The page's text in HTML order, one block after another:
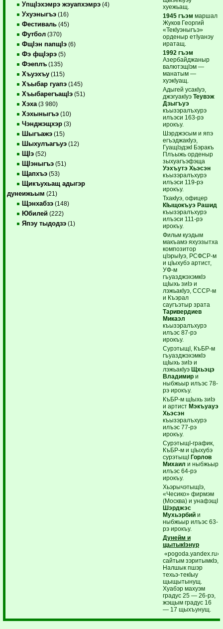
УпщIэхэмрэ жэуапхэмрэ (4)
Ухуэныгъэ (16)
Фестиваль (45)
Футбол (370)
ФщIэн папщIэ (6)
Фэ фщIэрэ (5)
Фэеплъ (135)
Хъуэхъу (115)
Хъыбар гуапэ (145)
ХъыбарегъащIэ (51)
Хэха (3 980)
Хэхыныгъэ (10)
Чэнджэщхэр (3)
Шыгъажэ (15)
Шыхулъагъуэ (12)
ЩIэ (52)
ЩIэныгъэ (51)
Щапхъэ (53)
Щикъухьащ адыгэр
дунеижьым (21)
Щэнхабзэ (148)
Юбилей (222)
Япэу тыдодзэ (1)
хуежьащ.
1945 гъэм маршал
Жуков Георгий
«ТекIуэныгъэ»
орденыр етIуанэу
иратащ.
1992 гъэм
Азербайджаныр
валютэщIэм —
манатым —
хуэкIуащ.
Адыгей усакIуэ,
джэгуакIуэ Теувэж
Дзыгъуэ
къызэралъхурэ
илъэси 163-рэ
ирокъу.
Шэрджэсым и япэ
егъэджакIуэ,
ГуащIэдэкI Бэракъ
Плъыжь орденыр
зыхуагъэфэща
Уэхъутэ Хьэсэн
къызэралъхурэ
илъэси 119-рэ
ирокъу.
ТхакIуэ, офицер
КIыщокъуэ Рашид
къызэралъхурэ
илъэси 111-рэ
ирокъу.
Фильм куэдым
макъамэ яхуэзытха
композитор
цIэрыIуэ, РСФСР-м
и цIыхубэ артист,
УФ-м
гъуазджэхэмкIэ
щIыхь зиIэ и
лэжьакIуэ, СССР-м
и Къэрал
саугъэтыр зрата
Таривердиев
Микаэл
къызэралъхурэ
илъэс 87-рэ
ирокъу.
СурэтыщI, КъБР-м
гъуазджэхэмкIэ
щIыхь зиIэ и
лэжьакIуэ Щхьэцэ
Владимири
ныбжьыр илъэс 78-
рэ ирокъу.
КъБР-м щIыхь зиIэ
и артист Мэкъуауэ
Хьэсэн
къызэралъхурэ
илъэс 77-рэ
ирокъу.
СурэтыщI-график,
КъБР-м и цIыхубэ
сурэтыщI Горлов
Михаил и ныбжьыр
илъэс 64-рэ
ирокъу.
ХьэрычэтыщIэ,
«Чесико» фирмэм
(Москва) и унафэщI
Шэрджэс
Мухьэрбийи
ныбжьыр илъэс 63-
рэ ирокъу.
Дунейм и
щытыкIэнур
«pogoda.yandex.ru»
сайтым зэритымкIэ,
Налшык пшэр
техьэ-текIыу
щыщытынущ.
Хуабэр махуэм
градус 25 — 26-рэ,
жэщым градус 16
— 17 щыхъунущ.